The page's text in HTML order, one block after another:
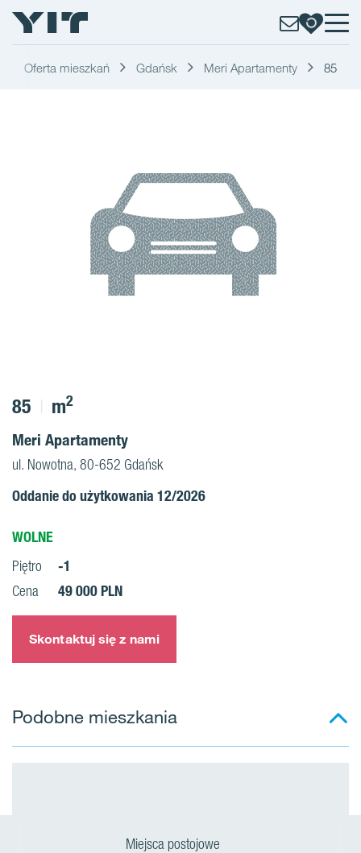
Oferta mieszkań Gdańsk Meri Apartamenty 85
85 m2
Meri Apartamenty
ul. Nowotna, 80-652 Gdańsk
Oddanie do użytkowania 12/2026
WOLNE
Piętro -1
Cena 49 000 PLN
Skontaktuj się z nami
Podobne mieszkania
Miejsca postojowe